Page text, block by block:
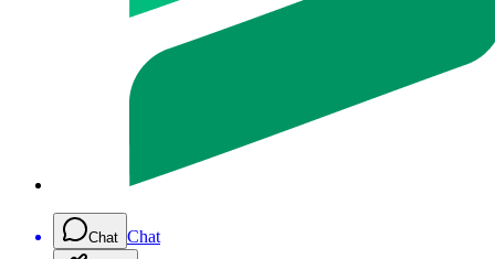
Chat Chat